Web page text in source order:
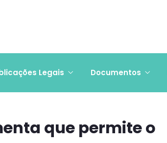
Legais Documentos
que permite o